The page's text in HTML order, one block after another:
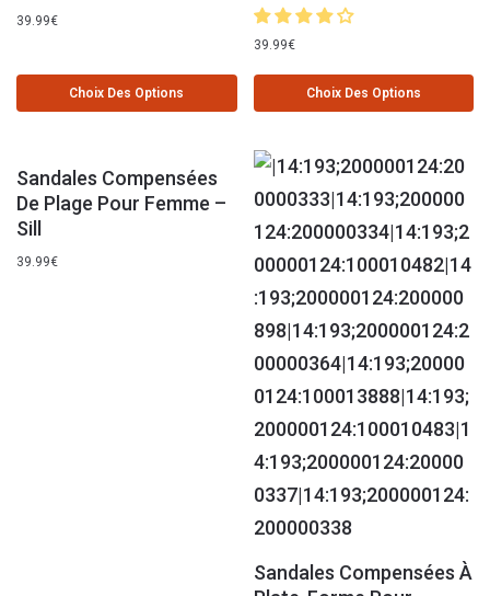
39.99€
Choix Des Options
39.99€
Choix Des Options
Sandales Compensées
De Plage Pour Femme –
Sill
39.99€
Sandales Compensées À